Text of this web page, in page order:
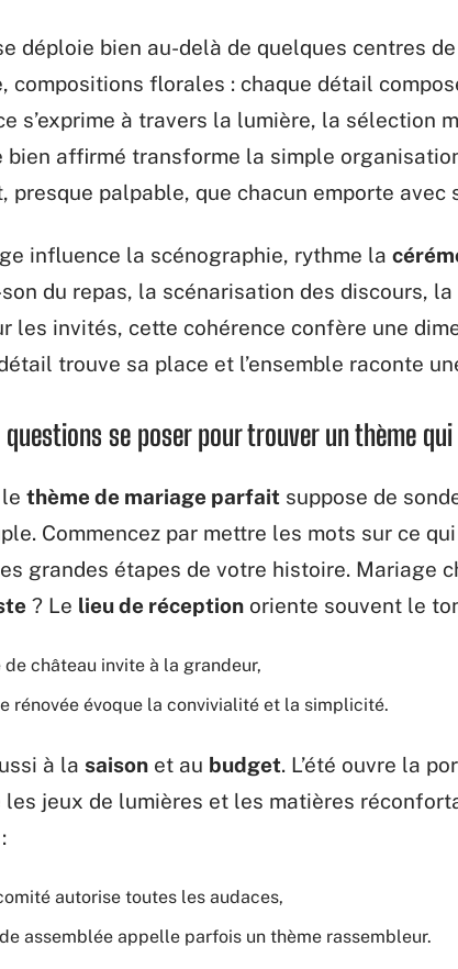
déploie bien au-delà de quelques centres
compositions florales : chaque détail
s’exprime à travers la lumière, la sélection
bien affirmé transforme la simple
presque palpable, que chacun emporte avec
influence la scénographie, rythme la
du repas, la scénarisation des discours,
les invités, cette cohérence confère une
trouve sa place et l’ensemble raconte
questions se poser pour trouver un thème
thème de mariage parfait suppose de
Commencez par mettre les mots sur ce
grandes étapes de votre histoire. Mariage
? Le lieu de réception oriente souvent le
de château invite à la grandeur,
rénovée évoque la convivialité et la simplicité.
à la saison et au budget. L’été ouvre la
jeux de lumières et les matières
autorise toutes les audaces,
assemblée appelle parfois un thème rassembleur.